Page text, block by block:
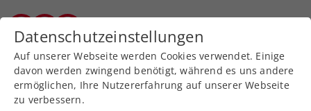
Zurück zur Newsübersicht
Turniere
Datenschutzeinstellungen
Auf unserer Webseite werden Cookies verwendet. Einige
davon werden zwingend benötigt, während es uns andere
ermöglichen, Ihre Nutzererfahrung auf unserer Webseite
zu verbessern.